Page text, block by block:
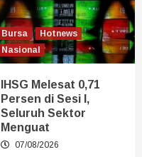
Bursa
Hotnews
Nasional
IHSG Melesat 0,71
Persen di Sesi I,
Seluruh Sektor
Menguat
07/08/2026